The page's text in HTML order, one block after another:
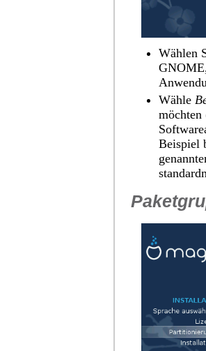
Wählen
Wähle
möchten
Beispiel